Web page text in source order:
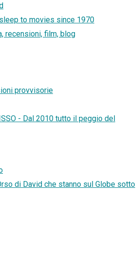
to movies since 1970
recensioni, film, blog
provvisorie
- Dal 2010 tutto il peggio del
di David che stanno sul Globe sotto